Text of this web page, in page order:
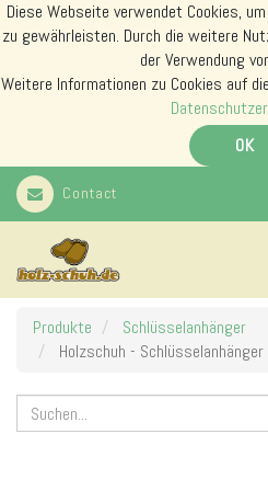
Diese Webseite verwendet Cookies,
zu gewährleisten. Durch die weitere
der Verwendung
Weitere Informationen zu Cookies auf
OK
Contact
Produkte
Schlüsselanhänger
Holzschuh -